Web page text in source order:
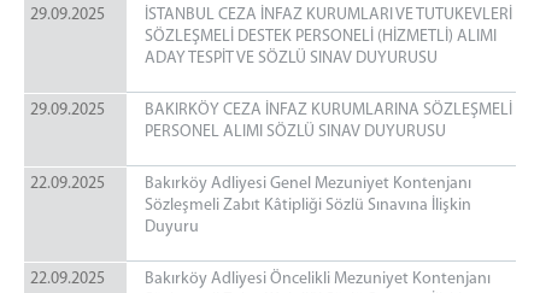
AD-KUR BAKIRKÖY
Portal Şifresi Alma (UYAP Şifresi)
Bilgisayar Açılış Şifresi Alma
Haberci Şifresi Alma
Mail Şifresi Alma
E-İmza Yeni Şifre Alma & Kilit Çözme
E-İmza Geçerlilik Süresi Kontrolü
29.09.2025
İSTANBUL CEZA İNFAZ KURUMLARI VE TUTUKEVLERİ
SÖZLEŞMELİ DESTEK PERSONELİ (HİZMETLİ) ALIMI
ADAY TESPİT VE SÖZLÜ SINAV DUYURUSU
29.09.2025
BAKIRKÖY CEZA İNFAZ KURUMLARINA SÖZLEŞMELİ
PERSONEL ALIMI SÖZLÜ SINAV DUYURUSU
22.09.2025
Bakırköy Adliyesi Genel Mezuniyet Kontenjanı
Sözleşmeli Zabıt Kâtipliği Sözlü Sınavına İlişkin
Duyuru
22.09.2025
Bakırköy Adliyesi Öncelikli Mezuniyet Kontenjanı